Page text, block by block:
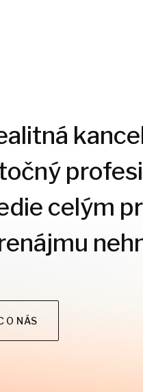
celým
O NÁS